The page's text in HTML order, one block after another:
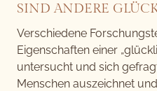
SIND ANDERE
Verschiedene
Eigenschaften einer
untersucht und sich
Menschen auszeichnet